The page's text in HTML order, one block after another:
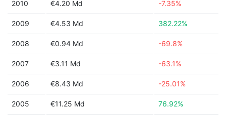
2010 €4.20 Md -7.35%
2009 €4.53 Md 382.22%
2008 €0.94 Md -69.8%
2007 €3.11 Md -63.1%
2006 €8.43 Md -25.01%
2005 €11.25 Md 76.92%